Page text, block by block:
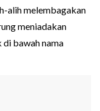
alih melembagakan
meniadakan
bawah nama